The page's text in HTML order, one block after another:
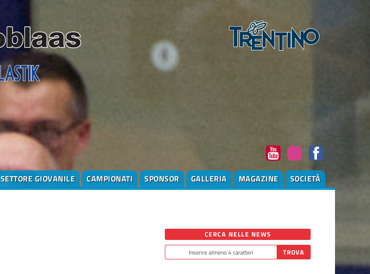
SETTORE GIOVANILE CAMPIONATI SPONSOR GALLERIA MAGAZINE SOCIETÀ
CERCA NELLE NEWS